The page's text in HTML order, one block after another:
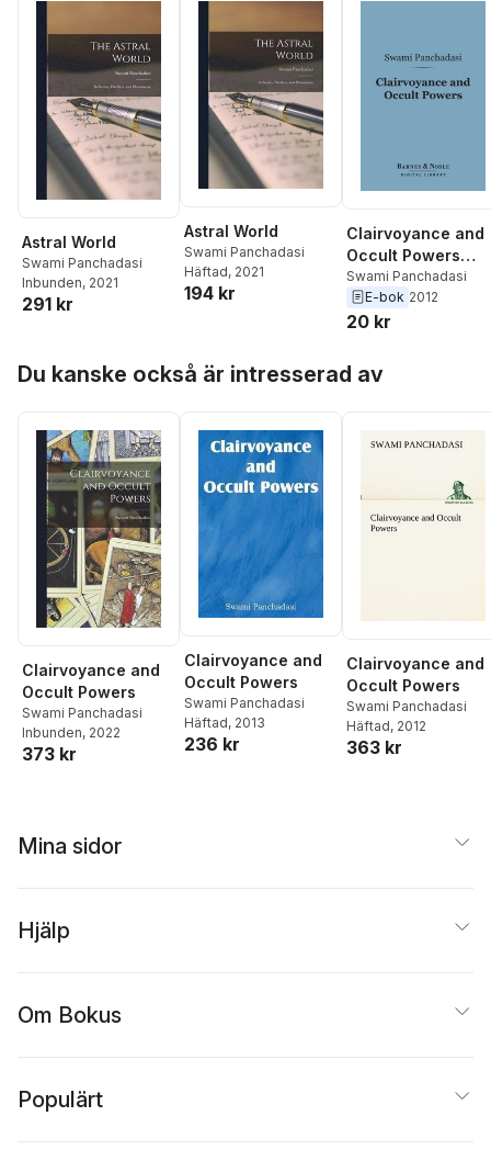
Astral World
Swami Panchadasi
Inbunden, 2021
291 kr
Astral World
Swami Panchadasi
Häftad, 2021
194 kr
Clairvoyance and
Occult Powers
(Barnes & Noble
Digital Library)
Swami Panchadasi
E-bok 2012
20 kr
Du kanske också är intresserad av
Clairvoyance and
Occult Powers
Swami Panchadasi
Inbunden, 2022
373 kr
Clairvoyance and
Occult Powers
Swami Panchadasi
Häftad, 2013
236 kr
Clairvoyance and
Occult Powers
Swami Panchadasi
Häftad, 2012
363 kr
Mina sidor
Hjälp
Om Bokus
Populärt